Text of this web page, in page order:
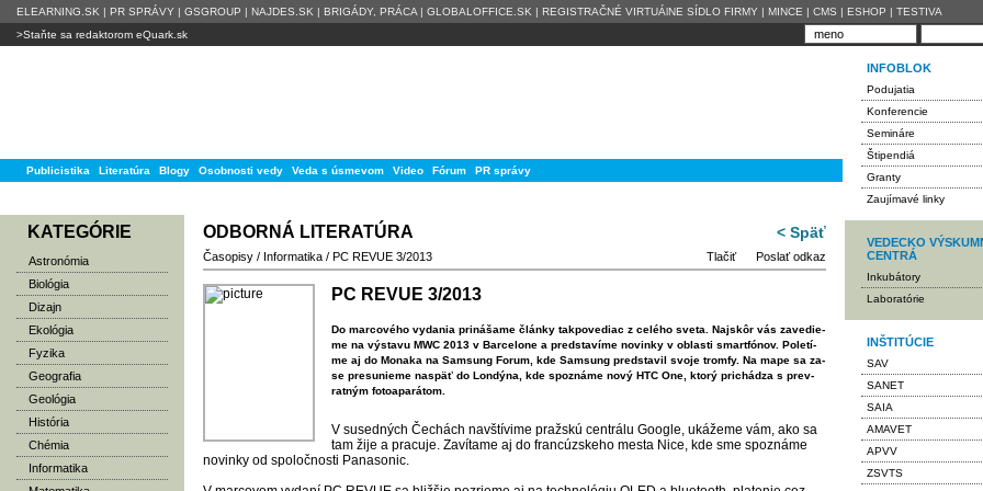
ELEARNING.SK | PR SPRÁVY | GSGROUP | NAJDES.SK | BRIGÁDY, PRÁCA | GLOBALOFFICE.SK | REGISTRAČNÉ VIRTUÁlNE SÍDLO FIRMY | MINCE | CMS | ESHOP | TESTIVA
>Staňte sa redaktorom eQuark.sk
Publicistika Literatúra Blogy Osobnosti vedy Veda s úsmevom Video Fórum PR správy
KATEGÓRIE
Astronómia
Biológia
Dizajn
Ekológia
Fyzika
Geografia
Geológia
História
Chémia
Informatika
< Späť
Tlačiť Poslať odkaz
ODBORNÁ LITERATÚRA
Časopisy / Informatika / PC REVUE 3/2013
PC REVUE 3/2013
Do mar­co­vé­ho vy­da­nia pri­ná­ša­me člán­ky tak­po­ve­diac z ce­lé­ho sve­ta. Naj­skôr vás za­ve­die­
me na vý­sta­vu MWC 2013 v Bar­ce­lo­ne a pred­sta­ví­me no­vin­ky v ob­las­ti smar­tfó­nov. Po­le­tí­
me aj do Mo­na­ka na Sam­sung Fo­rum, kde Sam­sung pred­sta­vil svo­je trom­fy. Na ma­pe sa za­
se pre­su­nie­me nas­päť do Lon­dý­na, kde spoz­ná­me no­vý HTC One, kto­rý pri­chá­dza s prev­
rat­ným fo­toa­pa­rá­tom.
V su­sed­ných Če­chách nav­ští­vi­me praž­skú cen­trá­lu Goog­le, uká­že­me vám, ako sa
tam ži­je a pra­cu­je. Za­ví­ta­me aj do fran­cúz­ske­ho mes­ta Ni­ce, kde sme spoz­ná­me
no­vin­ky od spo­loč­nos­ti Pa­na­so­nic.
INFOBLOK
Podujatia
Konferencie
Semináre
Štipendiá
Granty
Zaujímavé linky
VEDECKO
CENTRÁ
Inkubátory
Laboratórie
INŠTITÚCIE
SAV
SANET
SAIA
AMAVET
APVV
ZSVTS